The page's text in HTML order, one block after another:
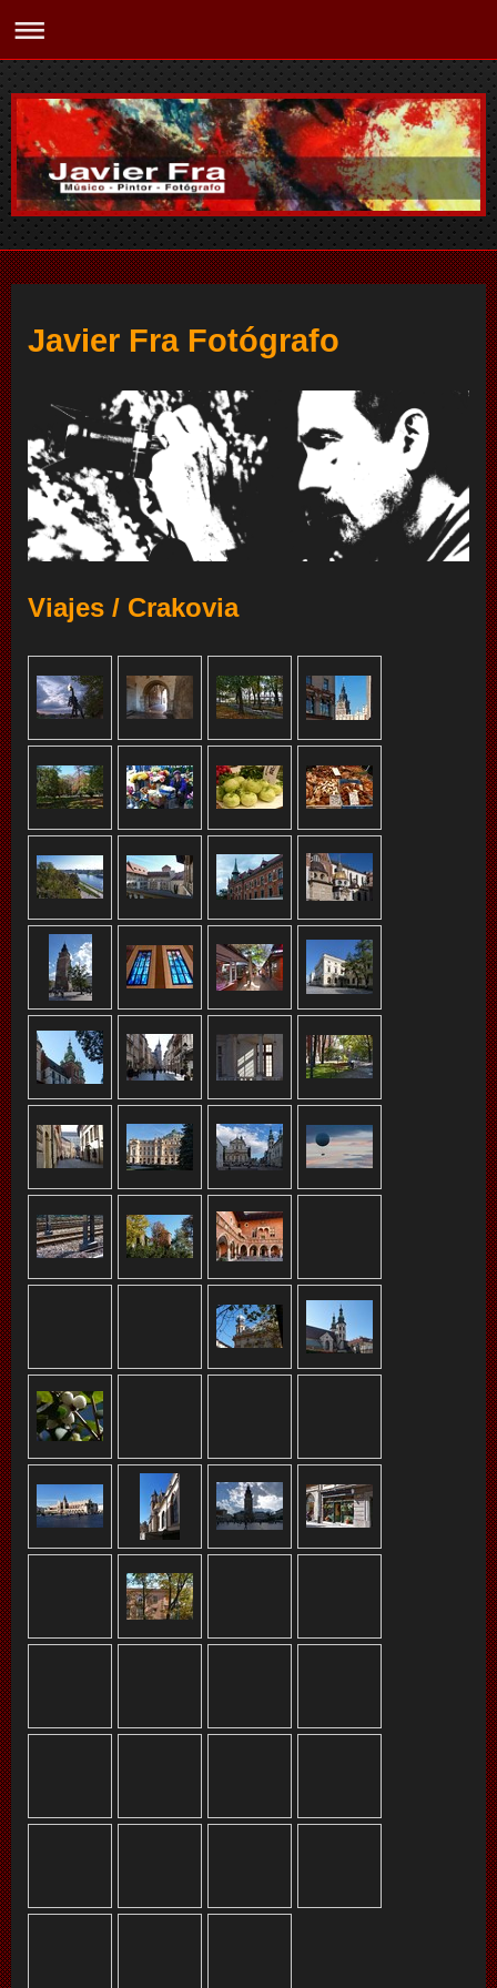
Javier Fra Fotógrafo
Viajes / Crakovia